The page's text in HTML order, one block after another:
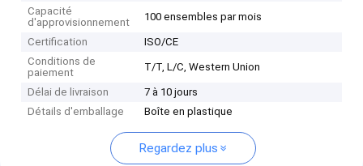
Capacité
d'approvisionnement
100 ensembles par mois
Certification
ISO/CE
Conditions de
paiement
T/T, L/C, Western Union
Délai de livraison
7 à 10 jours
Détails d'emballage
Boîte en plastique
Regardez plus